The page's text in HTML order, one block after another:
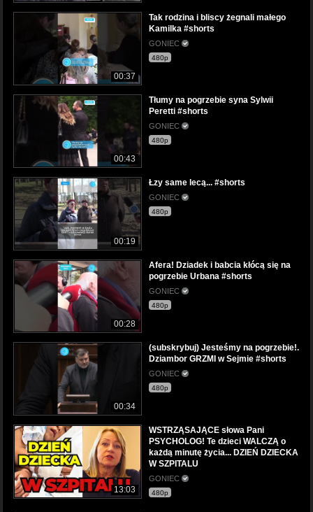
00:37
Tak rodzina i bliscy żegnali małego
Kamilka #shorts
GONIEC
480p
00:43
Tłumy na pogrzebie syna Sylwii
Peretti #shorts
GONIEC
480p
00:19
Łzy same lecą... #shorts
GONIEC
480p
00:28
Afera! Dziadek i babcia kłócą się na
pogrzebie Urbana #shorts
GONIEC
480p
00:34
(subskrybuj) Jesteśmy na pogrzebie!.
Dziambor GRZMI w Sejmie #shorts
GONIEC
480p
13:03
WSTRZĄSAJĄCE słowa Pani
PSYCHOLOG! Te dzieci WALCZĄ o
każdą minutę życia... DZIEŃ DZIECKA
W SZPITALU
GONIEC
480p